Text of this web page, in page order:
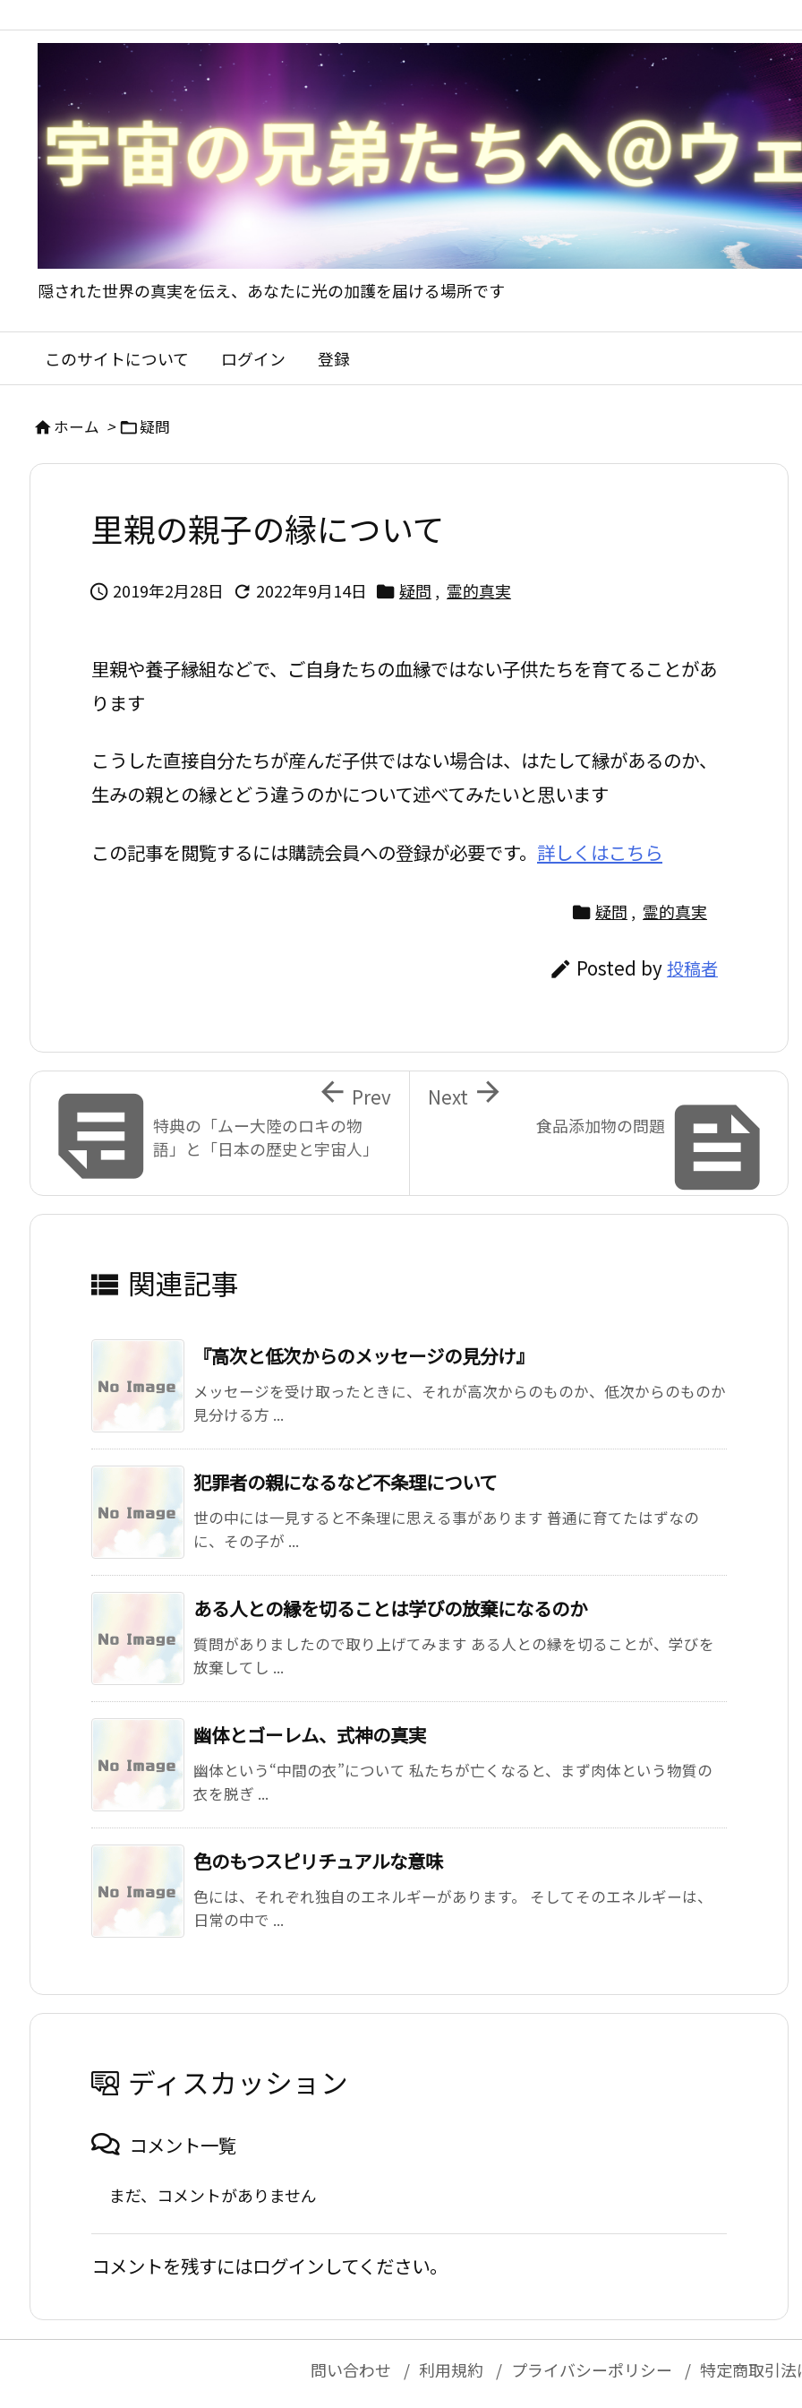
隠された世界の真実を伝え、あなたに光の加護を届ける場所です
このサイトについて ログイン 登録
ホーム > 疑問
里親の親子の縁について
 2019年2月28日  2022年9月14日  疑問 , 霊的真実
里親や養子縁組などで、ご自身たちの血縁ではない子供たちを育てることがあ
ります
こうした直接自分たちが産んだ子供ではない場合は、はたして縁があるのか、
生みの親との縁とどう違うのかについて述べてみたいと思います
この記事を閲覧するには購読会員への登録が必要です。 詳しくはこちら
 疑問 , 霊的真実
 Posted by投稿者

食品添加物の問題

Next
特典の「ムー大陸のロキの物
語」と「日本の歴史と宇宙人」
 Prev
 関連記事
『高次と低次からのメッセージの見分け』
メッセージを受け取ったときに、それが高次からのものか、低次からのものか
見分ける方 ...
犯罪者の親になるなど不条理について
世の中には一見すると不条理に思える事があります 普通に育てたはずなの
に、その子が ...
ある人との縁を切ることは学びの放棄になるのか
質問がありましたので取り上げてみます ある人との縁を切ることが、学びを
放棄してし ...
幽体とゴーレム、式神の真実
幽体という“中間の衣”について 私たちが亡くなると、まず肉体という物質の
衣を脱ぎ ...
色のもつスピリチュアルな意味
色には、それぞれ独自のエネルギーがあります。 そしてそのエネルギーは、
日常の中で ...
ディスカッション
コメント一覧
まだ、コメントがありません
コメントを残すにはログインしてください。
問い合わせ 利用規約 プライバシーポリシー 特定商取引